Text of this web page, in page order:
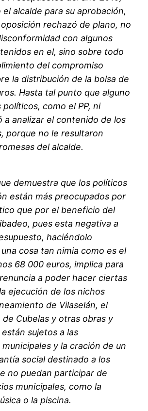
alcalde para su aprobación,
rechazó de plano, no
con algunos
en el, sino sobre todo
del compromiso
la distribución de la bolsa de
Hasta tal punto que alguno
políticos, como el PP, ni
a analizar el contenido de los
porque no le resultaron
del alcalde.
demuestra que los políticos
están más preocupados por
que por el beneficio del
pues esta negativa a
haciéndolo
cosa tan nimia como es el
68 000 euros, implica para
a poder hacer ciertas
ejecución de los nichos
de Vilaselán, el
Cubelas y otras obras y
sujetos a las
y la cración de un
social destinado a los
no puedan participar de
municipales, como la
o la piscina.